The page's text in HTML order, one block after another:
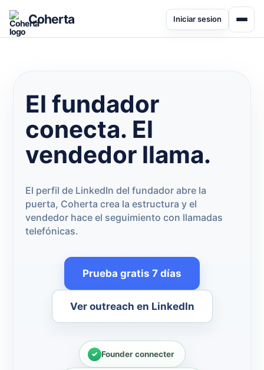
Coherta Iniciar sesion
El fundador
conecta. El
vendedor llama.
El perfil de LinkedIn del fundador abre la
puerta, Coherta crea la estructura y el
vendedor hace el seguimiento con llamadas
telefónicas.
Prueba gratis 7 días
Ver outreach en LinkedIn
Founder connecter